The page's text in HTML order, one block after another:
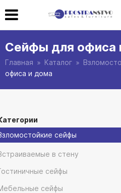
Сейфы для офиса
Главная Каталог
офиса и дома
сейфы
в стену
сейфы
сейфы